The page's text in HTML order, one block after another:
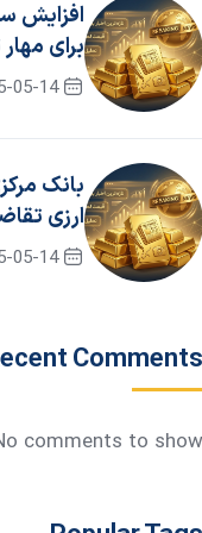
افزایش
برای
05-14
بانک
ارزی
کرد05-14
Comments
comments to show.